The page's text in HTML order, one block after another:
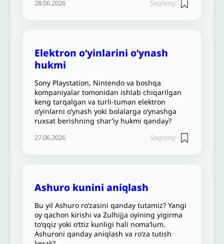
28.06.2026 Saqlang
Elektron o‘yinlarini oʻynash
hukmi
Sony Playstation, Nintendo va boshqa
kompaniyalar tomonidan ishlab chiqarilgan
keng tarqalgan va turli-tuman elektron
o‘yinlarni o‘ynash yoki bolalarga o‘ynashga
ruxsat berishning shar’iy hukmi qanday?
27.06.2026 Saqlang
Ashuro kunini aniqlash
Bu yil Ashuro roʻzasini qanday tutamiz? Yangi
oy qachon kirishi va Zulhijja oyining yigirma
toʻqqiz yoki oʻttiz kunligi hali nomaʼlum.
Ashuroni qanday aniqlash va roʻza tutish